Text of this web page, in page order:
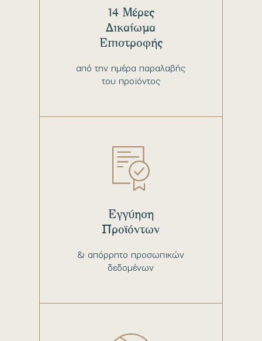
από την ημέρα παραλαβής
του προϊόντος
14 Μέρες
Δικαίωμα
Επιστροφής
& απόρρητο προσωπικών
δεδομένων
Εγγύηση
Προϊόντων